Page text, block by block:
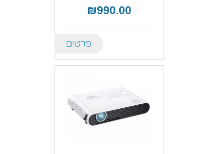
₪990.00